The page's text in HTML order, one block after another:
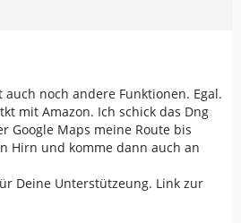
auch noch andere Funktionen. Egal.
mit Amazon. Ich schick das Dng
Google Maps meine Route bis
Hirn und komme dann auch an
Deine Unterstützeung. Link zur